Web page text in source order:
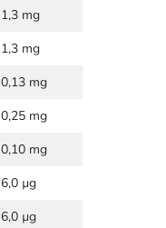
1,3 mg
1,3 mg
0,13 mg
0,25 mg
0,10 mg
6,0 µg
6,0 µg